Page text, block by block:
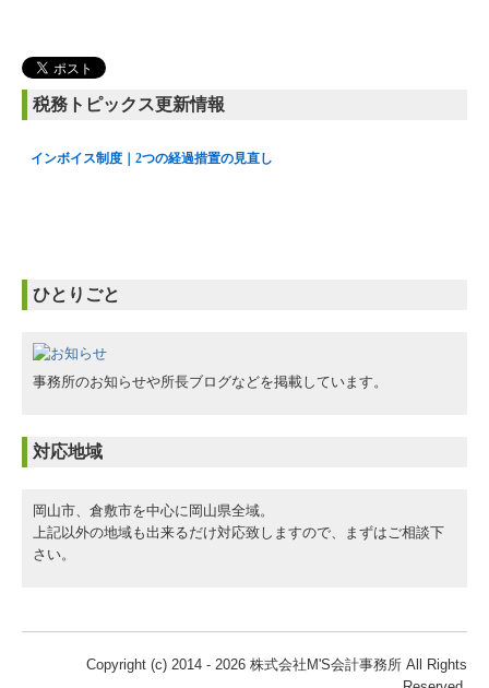
税務トピックス更新情報
ひとりごと
事務所のお知らせや所長ブログなどを掲載しています。
対応地域
岡山市、倉敷市を中心に岡山県全域。
上記以外の地域も出来るだけ対応致しますので、まずはご相談下
さい。
Copyright (c) 2014 - 2026 株式会社M'S会計事務所 All Rights